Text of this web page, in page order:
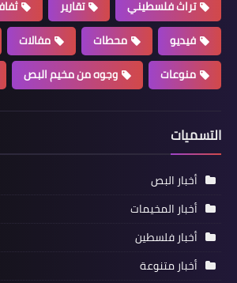
أخبار المخيمات
*♦️قرار بإخلاء مدارس الأونروا
عين الحلوة من المسلحين يوم
تراث فلسطيني
تقارير
فيديو
محطات مفالات
منوعات
وجوه من مخيم البص
التسميات
أخبار البص
أخبار المخيمات
أخبار فلسطين
أخبار متنوعة